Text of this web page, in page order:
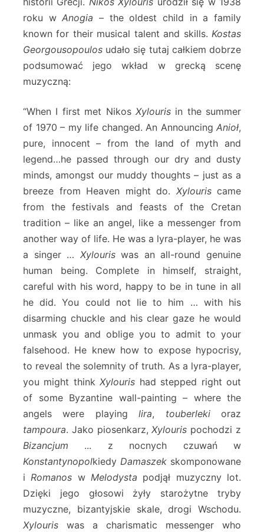
roku wAnogia – the oldest child in a family
known for their musical talent and skills. Kostas
Georgousopoulos udało się tutaj całkiem dobrze
podsumować jego wkład w grecką scenę
muzyczną:
“When I first met Nikos Xylourisin the summer
of 1970 – my life changed. An Announcing Anioł,
pure, innocent – from the land of myth and
legend…he passed through our dry and dusty
minds, amongst our muddy thoughts – just as a
breeze from Heaven might do. Xylouriscame
from the festivals and feasts of the Cretan
tradition – like an angel, like a messenger from
another way of life. He was a lyra-player, he was
a singer … Xylouriswas an all-round genuine
human being. Complete in himself, straight,
careful with his word, happy to be in tune in all
he did. You could not lie to him … with his
disarming chuckle and his clear gaze he would
unmask you and oblige you to admit to your
falsehood. He knew how to expose hypocrisy,
to reveal the solemnity of truth. As a lyra-player,
you might thinkXylouris had stepped right out
of some Byzantine wall-painting – where the
angels were playinglira, touberlekioraz
tampoura. Jako piosenkarz,Xylouris pochodzi z
Bizancjum ... z nocnych czuwań w
Konstantynopolkiedy Damaszek skomponowane
iRomanos wMelodysta podjął muzyczny lot.
Dzięki jego głosowi żyły starożytne tryby
muzyczne, bizantyjskie skale, drogi Wschodu.
Xylouris was a charismatic messenger who